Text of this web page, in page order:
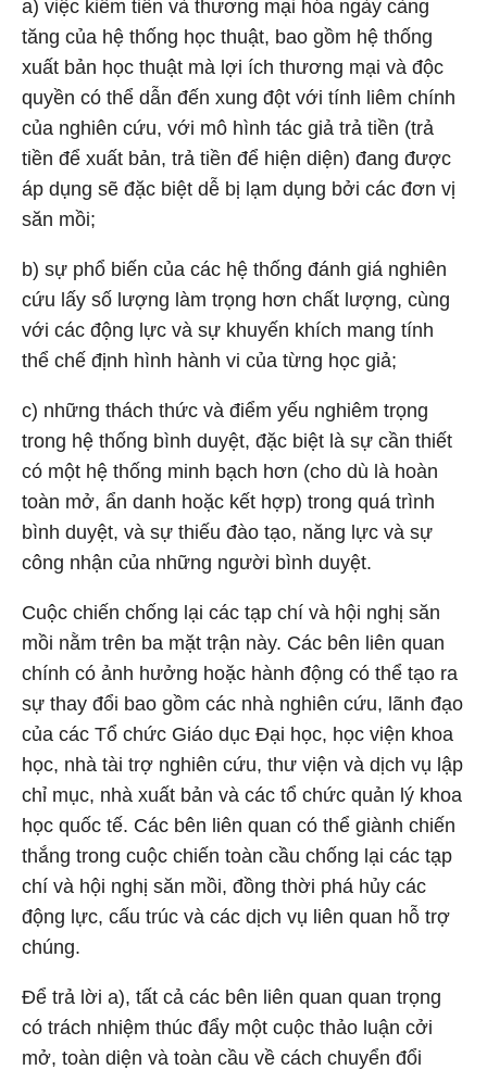
a) việc kiếm tiền và thương mại hóa ngày càng
tăng của hệ thống học thuật, bao gồm hệ thống
xuất bản học thuật mà lợi ích thương mại và độc
quyền có thể dẫn đến xung đột với tính liêm chính
của nghiên cứu, với mô hình tác giả trả tiền (trả
tiền để xuất bản, trả tiền để hiện diện) đang được
áp dụng sẽ đặc biệt dễ bị lạm dụng bởi các đơn vị
săn mồi;
b) sự phổ biến của các hệ thống đánh giá nghiên
cứu lấy số lượng làm trọng hơn chất lượng, cùng
với các động lực và sự khuyến khích mang tính
thể chế định hình hành vi của từng học giả;
c) những thách thức và điểm yếu nghiêm trọng
trong hệ thống bình duyệt, đặc biệt là sự cần thiết
có một hệ thống minh bạch hơn (cho dù là hoàn
toàn mở, ẩn danh hoặc kết hợp) trong quá trình
bình duyệt, và sự thiếu đào tạo, năng lực và sự
công nhận của những người bình duyệt.
Cuộc chiến chống lại các tạp chí và hội nghị săn
mồi nằm trên ba mặt trận này. Các bên liên quan
chính có ảnh hưởng hoặc hành động có thể tạo ra
sự thay đổi bao gồm các nhà nghiên cứu, lãnh đạo
của các Tổ chức Giáo dục Đại học, học viện khoa
học, nhà tài trợ nghiên cứu, thư viện và dịch vụ lập
chỉ mục, nhà xuất bản và các tổ chức quản lý khoa
học quốc tế. Các bên liên quan có thể giành chiến
thắng trong cuộc chiến toàn cầu chống lại các tạp
chí và hội nghị săn mồi, đồng thời phá hủy các
động lực, cấu trúc và các dịch vụ liên quan hỗ trợ
chúng.
Để trả lời a), tất cả các bên liên quan quan trọng
có trách nhiệm thúc đẩy một cuộc thảo luận cởi
mở, toàn diện và toàn cầu về cách chuyển đổi